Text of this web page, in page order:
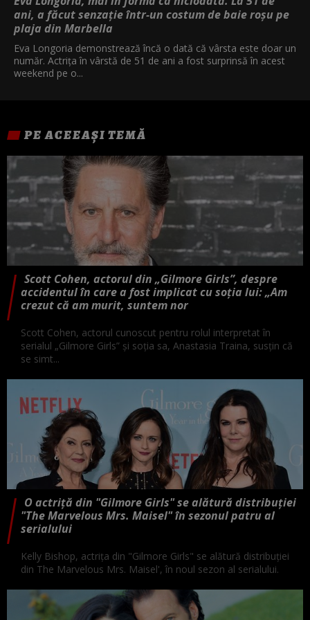
ani, a făcut senzație într-un costum de baie roșu pe
plaja din Marbella
Eva Longoria demonstrează încă o dată că vârsta este doar un
număr. Actrița în vârstă de 51 de ani a fost surprinsă în acest
weekend pe o...
PE ACEEAȘI TEMĂ
Scott Cohen, actorul din „Gilmore Girls”, despre
accidentul în care a fost implicat cu soția lui: „Am
crezut că am murit, suntem nor
Scott Cohen, actorul cunoscut pentru rolul interpretat în
serialul „Gilmore Girls” și soția sa, Anastasia Traina, susțin că
se simt...
O actriță din "Gilmore Girls" se alătură distribuției
"The Marvelous Mrs. Maisel" în sezonul patru al
serialului
Kelly Bishop, actrița din "Gilmore Girls" se alătură distribuției
din The Marvelous Mrs. Maisel', în noul sezon al serialului.